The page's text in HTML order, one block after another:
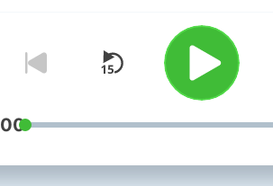
Venderbos.
Meer
AD.nl/show